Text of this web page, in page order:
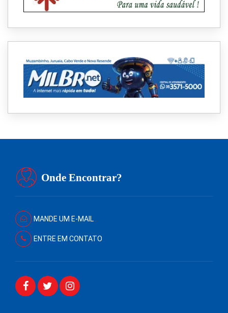
Onde Encontrar?
MANDE UM E-MAIL
ENTRE EM CONTATO